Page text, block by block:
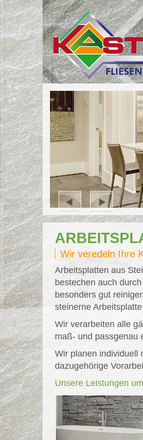
Wir veredeln Ihre
Arbeitsplatten aus
bestechen auch
besonders gut
steinerne
Wir verarbeiten alle
maß- und passgenau
Wir planen individuell
dazugehörige
Unsere Leistungen